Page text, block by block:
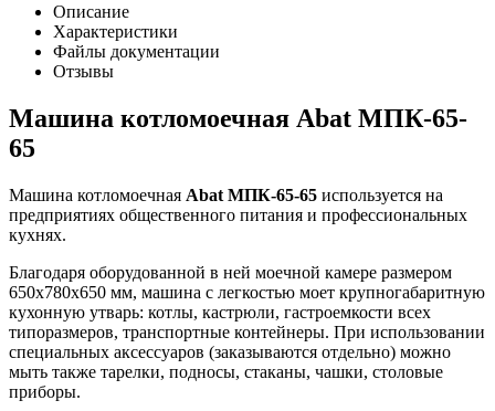
Описание
Характеристики
Файлы документации
Отзывы
Машина котломоечная Abat МПК-65-
65
Машина котломоечная Abat МПК-65-65 используется на
предприятиях общественного питания и профессиональных
кухнях.
Благодаря оборудованной в ней моечной камере размером
650х780х650 мм, машина с легкостью моет крупногабаритную
кухонную утварь: котлы, кастрюли, гастроемкости всех
типоразмеров, транспортные контейнеры. При использовании
специальных аксессуаров (заказываются отдельно) можно
мыть также тарелки, подносы, стаканы, чашки, столовые
приборы.